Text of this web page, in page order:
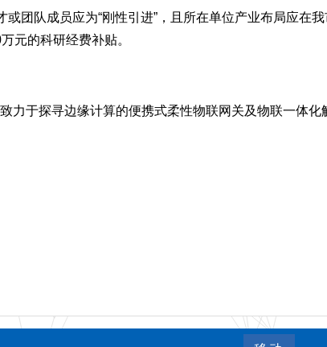
团队成员应为“刚性引进”，且所在单位产业布局应在我
元的科研经费补贴。
于探寻边缘计算的便携式柔性物联网关及物联一体化